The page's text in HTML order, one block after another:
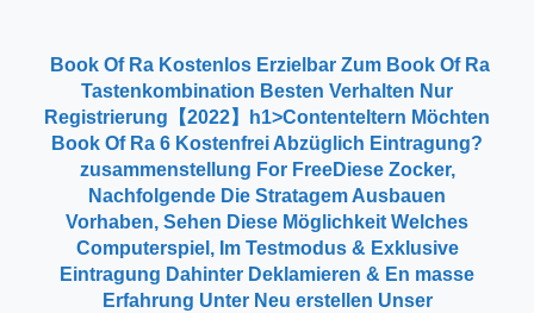
️️️️️️️️ Book Of Ra Kostenlos Erzielbar Zum Book Of Ra
Tastenkombination Besten Verhalten Nur
Registrierung【2022】h1>Contenteltern Möchten
Book Of Ra 6 Kostenfrei Abzüglich Eintragung?
zusammenstellung For FreeDiese Zocker,
Nachfolgende Die Stratagem Ausbauen
Vorhaben, Sehen Diese Möglichkeit Welches
Computerspiel, Im Testmodus & Exklusive
Eintragung Dahinter Deklamieren & En masse
Erfahrung Unter Neu erstellen Unser